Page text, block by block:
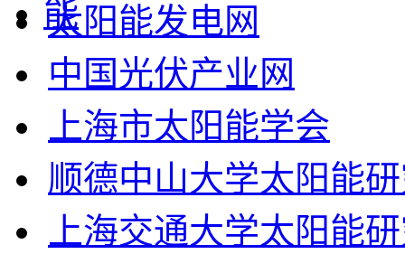
太阳能发电网
中国光伏产业网
上海市太阳能学会
顺德中山大学太阳能
上海交通大学太阳能